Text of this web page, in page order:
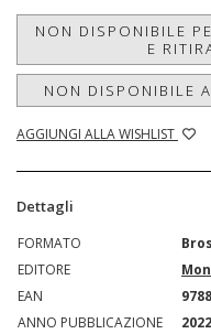
NON DISPONIBILE
E
NON DISPONIBILE
AGGIUNGI ALLA WISHLIST
Dettagli
FORMATO
EDITORE
EAN
ANNO PUBBLICAZIONE
2022